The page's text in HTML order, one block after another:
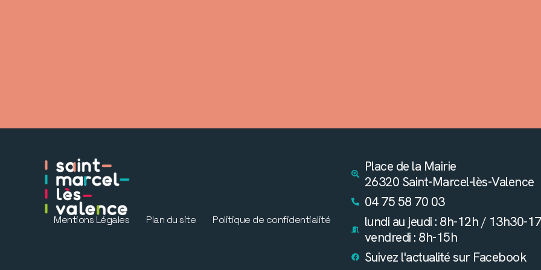
Mentions Légales Plan du site Politique de confidentialité
Place de la Mairie
26320 Saint-Marcel-lès-Valence
04 75 58 70 03
lundi au jeudi : 8h-12h / 13h30-
vendredi : 8h-15h
Suivez l'actualité sur Facebook